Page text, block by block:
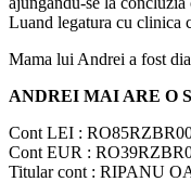
Luand legatura cu clinica
Mama lui Andrei a fost
ANDREI MAI ARE O
Cont LEI :
Cont EUR :
Titular cont : RIPANU